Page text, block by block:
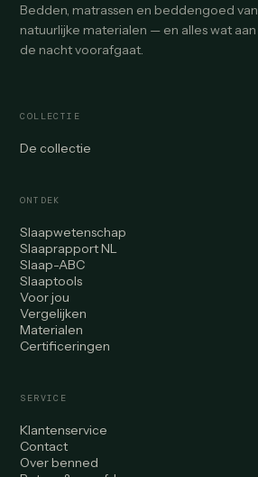
Bedden, matrassen en beddengoed van
natuurlijke materialen — en alles wat aan
de nacht voorafgaat.
COLLECTIE
De collectie
ONTDEK
Slaapwetenschap
Slaaprapport NL
Slaap-ABC
Slaaptools
Voor jou
Vergelijken
Materialen
Certificeringen
SERVICE
Klantenservice
Contact
Over benned